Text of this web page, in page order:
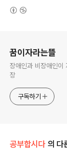
꿈이자라는뜰
장애인과 비장애인이
장
구독하기
공부합시다 의 다